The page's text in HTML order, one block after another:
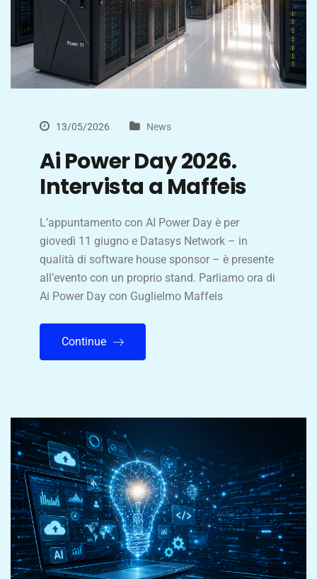
13/05/2026 News
Ai Power Day 2026.
Intervista a Maffeis
L’appuntamento con AI Power Day è per
giovedì 11 giugno e Datasys Network – in
qualità di software house sponsor – è presente
all’evento con un proprio stand. Parliamo ora di
Ai Power Day con Guglielmo Maffeis
Continue